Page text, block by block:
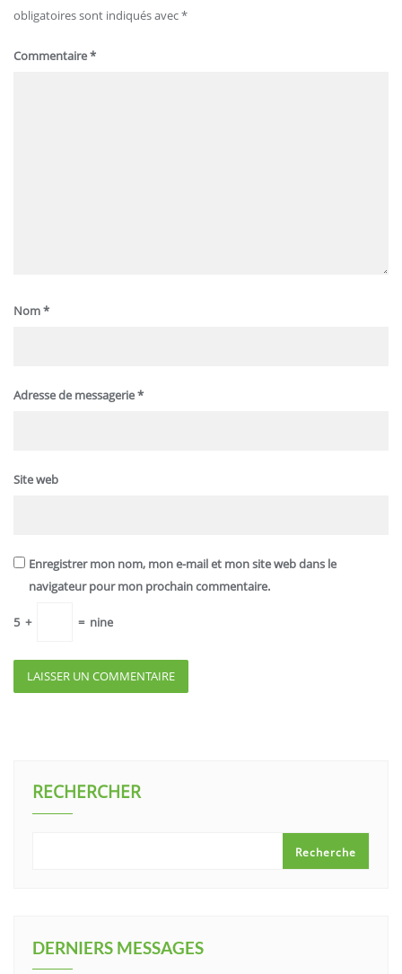
obligatoires sont indiqués avec*
Commentaire*
Nom*
Adresse de messagerie*
Site web
Enregistrer mon nom, mon e-mail et mon site web dans le
navigateur pour mon prochain commentaire.
5 + = nine
RECHERCHER
Recherche
DERNIERS MESSAGES